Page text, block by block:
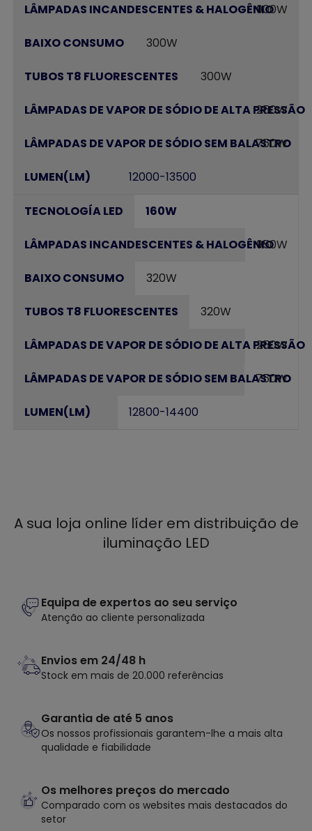
900W
300W
300W
250W
750W
12000-13500
160W
950W
320W
320W
250W
750W
12800-14400
A sua loja online líder em distribuição de
iluminação LED
Equipa de expertos ao seu serviço
Atenção ao cliente personalizada
Envios em 24/48 h
Stock em mais de 20.000 referências
Garantia de até 5 anos
Os nossos profissionais garantem-lhe a mais alta
qualidade e fiabilidade
Os melhores preços do mercado
Comparado com os websites mais destacados do
setor